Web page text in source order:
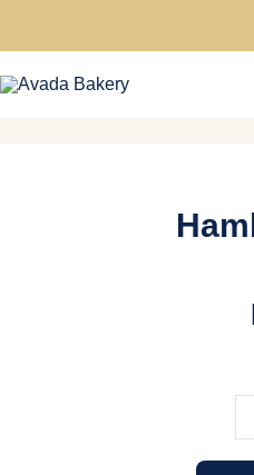
content